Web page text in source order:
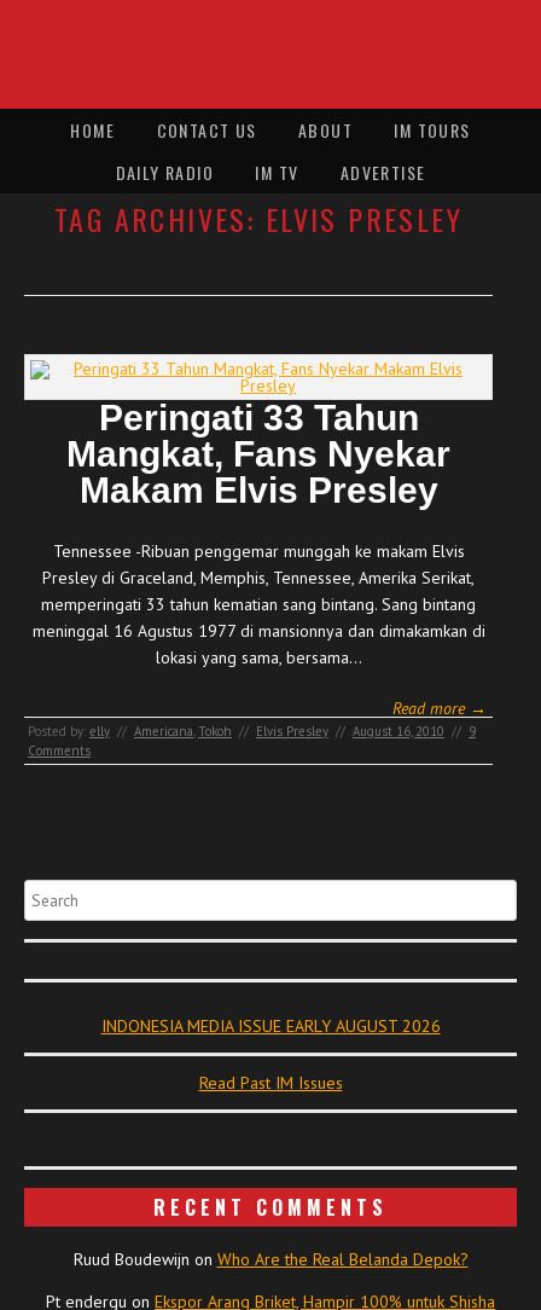
HOME CONTACT US ABOUT
IM TOURS
DAILY RADIO
IM TV ADVERTISE
TAG ARCHIVES: ELVIS PRESLEY
Peringati 33 Tahun
Mangkat, Fans Nyekar
Makam Elvis Presley
Tennessee -Ribuan penggemar munggah ke makam Elvis
Presley di Graceland, Memphis, Tennessee, Amerika Serikat,
memperingati 33 tahun kematian sang bintang. Sang bintang
meninggal 16 Agustus 1977 di mansionnya dan dimakamkan di
lokasi yang sama, bersama…
Read more →
Posted by: elly // Americana,Tokoh // Elvis Presley // August 16, 2010 // 9
Comments
Search
INDONESIA MEDIA ISSUE EARLY AUGUST 2026
Read Past IM Issues
RECENT COMMENTS
Ruud Boudewijn on Who Are the Real Belanda Depok?
Pt endergu on Ekspor Arang Briket, Hampir 100% untuk Shisha